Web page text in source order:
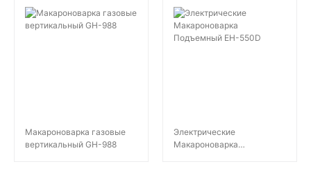
Макароноварка газовые
вертикальный GH-988
Электрические
Макароноварка